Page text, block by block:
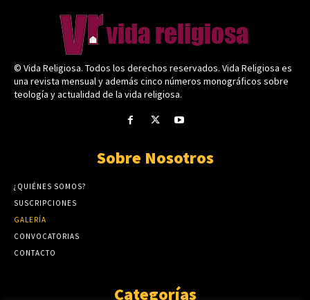
© Vida Religiosa. Todos los derechos reservados. Vida Religiosa es
una revista mensual y además cinco números monográficos sobre
teología y actualidad de la vida religiosa.
Sobre Nosotros
¿QUIÉNES SOMOS?
SUSCRIPCIONES
GALERÍA
CONVOCATORIAS
CONTACTO
Categorías